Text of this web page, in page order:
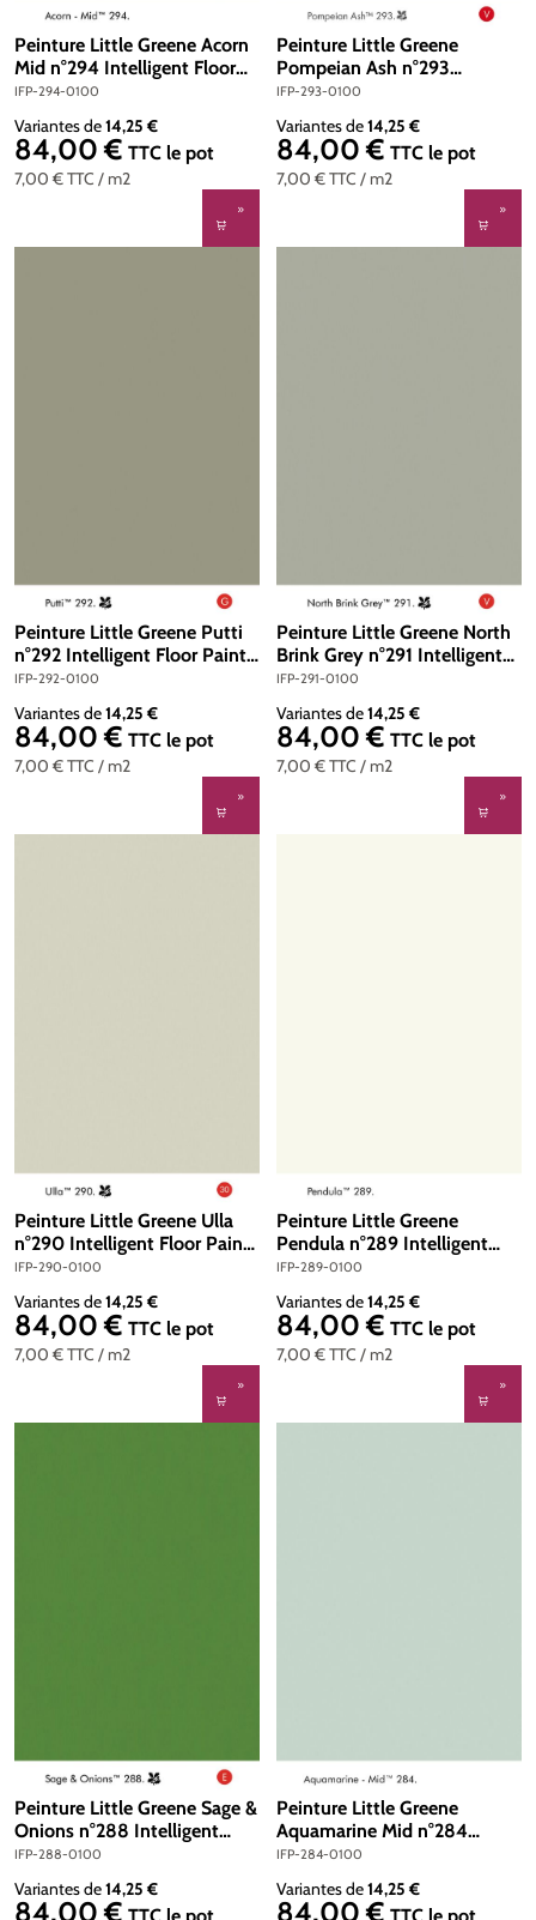
Peinture Little Greene Acorn
Mid n°294 Intelligent Floor
Paint 1 litre
IFP-294-0100
7,00 €TTC / m2
Variantes de14,25 €
Prix régulier :
84,00 € TTC le pot
Peinture Little Greene
Pompeian Ash n°293
Intelligent Floor Paint 1 litre
IFP-293-0100
7,00 €TTC / m2
Variantes de14,25 €
Prix régulier :
84,00 € TTC le pot
Peinture Little Greene Putti
n°292 Intelligent Floor Paint 1
litre
IFP-292-0100
7,00 €TTC / m2
Variantes de14,25 €
Prix régulier :
84,00 € TTC le pot
Peinture Little Greene North
Brink Grey n°291 Intelligent
Floor Paint 1 litre
IFP-291-0100
7,00 €TTC / m2
Variantes de14,25 €
Prix régulier :
84,00 € TTC le pot
Peinture Little Greene Ulla
n°290 Intelligent Floor Paint
1 litre
IFP-290-0100
7,00 €TTC / m2
Variantes de14,25 €
Prix régulier :
84,00 € TTC le pot
Peinture Little Greene
Pendula n°289 Intelligent
Floor Paint 1 litre
IFP-289-0100
7,00 €TTC / m2
Variantes de14,25 €
Prix régulier :
84,00 € TTC le pot
Peinture Little Greene Sage &
Onions n°288 Intelligent
Floor Paint 1 litre
IFP-288-0100
Variantes de14,25 €
Prix régulier :
84,00 €
Peinture Little Greene
Aquamarine Mid n°284
Intelligent Floor Paint 1 litre
IFP-284-0100
Variantes de14,25 €
Prix régulier :
84,00 €